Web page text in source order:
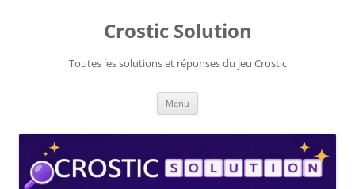
Crostic Solution
Toutes les solutions et réponses du jeu Crostic
Menu